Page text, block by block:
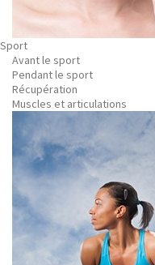
Sport
Avant le sport
Pendant le sport
Récupération
Muscles et articulations